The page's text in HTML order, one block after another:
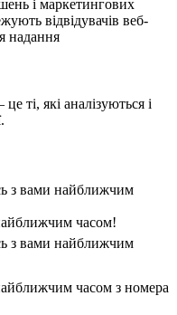
і маркетингових
відвідувачів веб-
надання
ті, які аналізуються і
з вами найближчим
часом!
з вами найближчим
часом з номера